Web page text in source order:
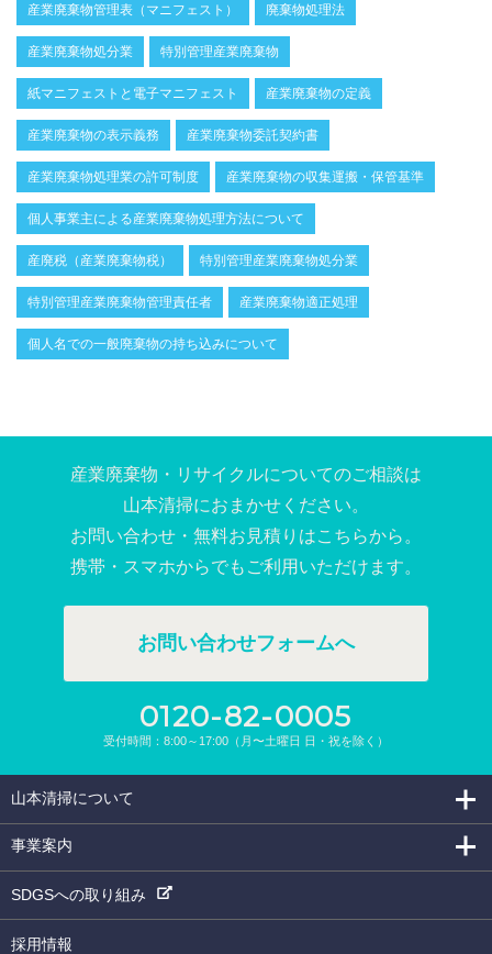
産業廃棄物管理表（マニフェスト） 廃棄物処理法
産業廃棄物処分業 特別管理産業廃棄物
紙マニフェストと電子マニフェスト 産業廃棄物の定義
産業廃棄物の表示義務 産業廃棄物委託契約書
産業廃棄物処理業の許可制度 産業廃棄物の収集運搬・保管基準
個人事業主による産業廃棄物処理方法について
産廃税（産業廃棄物税） 特別管理産業廃棄物処分業
特別管理産業廃棄物管理責任者 産業廃棄物適正処理
個人名での一般廃棄物の持ち込みについて
産業廃棄物・リサイクルについてのご相談は
⼭本清掃におまかせください。
お問い合わせ・無料お⾒積りはこちらから。
携帯・スマホからでもご利⽤いただけます。
お問い合わせフォームへ
0120-82-0005
受付時間：8:00～17:00（月〜土曜日 日・祝を除く）
山本清掃について
事業案内
SDGSへの取り組み
採用情報